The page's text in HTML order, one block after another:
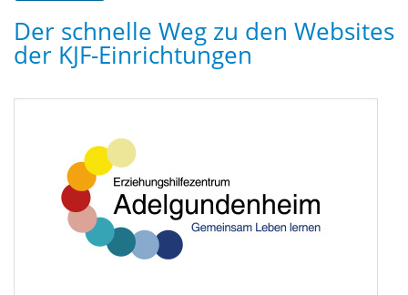
Der schnelle Weg zu den Websites
der KJF-Einrichtungen